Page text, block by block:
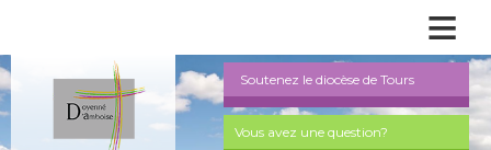
≡
Soutenez le diocèse de Tours
Vous avez une question?